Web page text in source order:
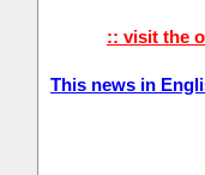
:: visit the
This news in